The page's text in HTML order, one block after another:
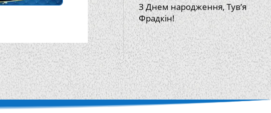
З Днем народження, Тув’я
Фрадкін!